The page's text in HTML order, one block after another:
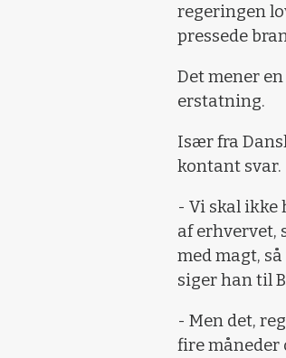
regeringen
pressede
Det mener
erstatning.
Især fra
kontant svar.
- Vi skal ikke
af erhvervet,
med magt,
siger han til
- Men det,
fire måneder